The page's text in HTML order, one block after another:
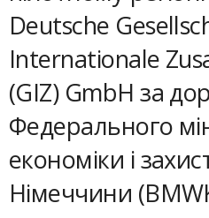
Deutsche
Internationale
(GIZ) GmbH за
Федерального
економіки і
Німеччини